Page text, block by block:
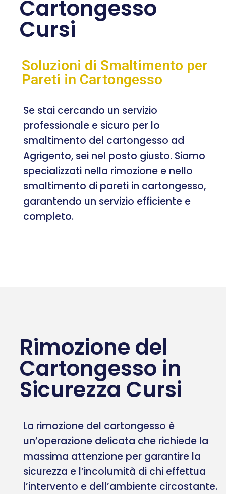
Cartongesso
Cursi
Soluzioni di Smaltimento per
Pareti in Cartongesso
Se stai cercando un servizio
professionale e sicuro per lo
smaltimento del cartongesso ad
Agrigento, sei nel posto giusto. Siamo
specializzati nella rimozione e nello
smaltimento di pareti in cartongesso,
garantendo un servizio efficiente e
completo.
Rimozione del
Cartongesso in
Sicurezza Cursi
La rimozione del cartongesso è
un’operazione delicata che richiede la
massima attenzione per garantire la
sicurezza e l’incolumità di chi effettua
l’intervento e dell’ambiente circostante.